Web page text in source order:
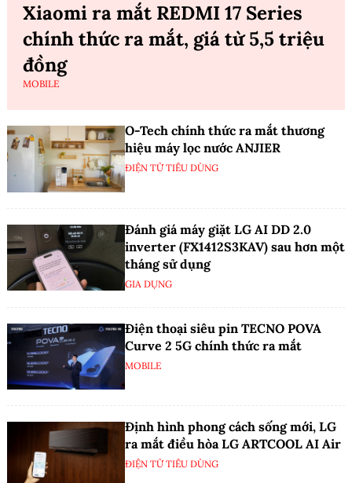
Xiaomi ra mắt REDMI 17 Series
chính thức ra mắt, giá từ 5,5 triệu
đồng
MOBILE
O-Tech chính thức ra mắt thương
hiệu máy lọc nước ANJIER
ĐIỆN TỬ TIÊU DÙNG
Đánh giá máy giặt LG AI DD 2.0
inverter (FX1412S3KAV) sau hơn một
tháng sử dụng
GIA DỤNG
Điện thoại siêu pin TECNO POVA
Curve 2 5G chính thức ra mắt
MOBILE
Định hình phong cách sống mới, LG
ra mắt điều hòa LG ARTCOOL AI Air
ĐIỆN TỬ TIÊU DÙNG